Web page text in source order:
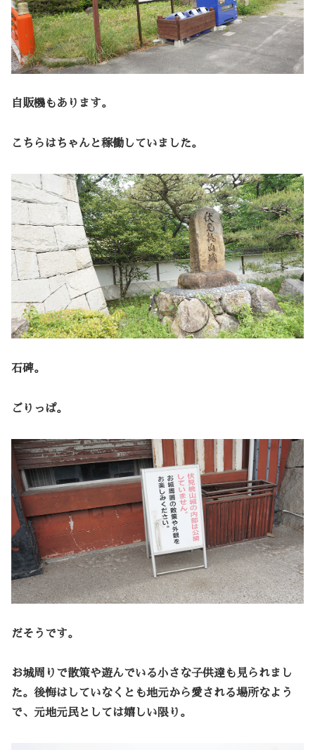
自販機もあります。
こちらはちゃんと稼働していました。
石碑。
ごりっぱ。
だそうです。
お城周りで散策や遊んでいる小さな子供達も見られまし
た。後悔はしていなくとも地元から愛される場所なよう
で、元地元民としては嬉しい限り。